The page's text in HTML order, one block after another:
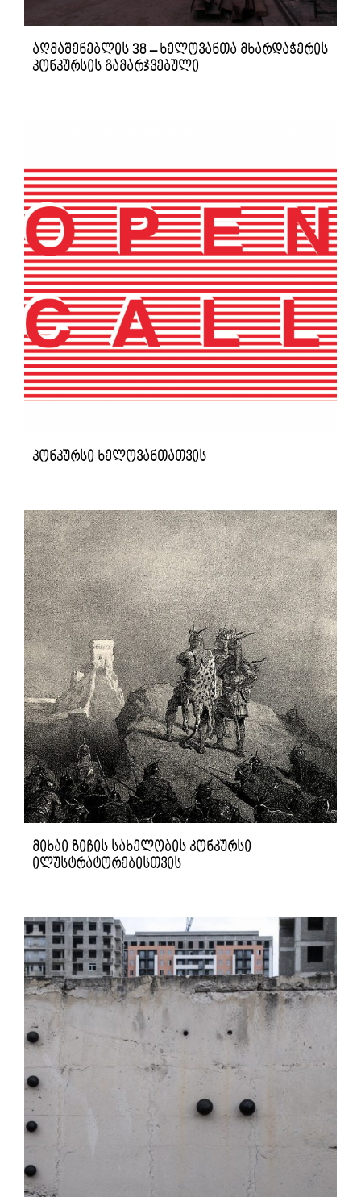
აღმაშენებლის 38 – ხელოვანთა მხარდაჭერის
კონკურსის გამარჯვებული
კონკურსი ხელოვანთათვის
მიხაი ზიჩის სახელობის კონკურსი
ილუსტრატორებისთვის